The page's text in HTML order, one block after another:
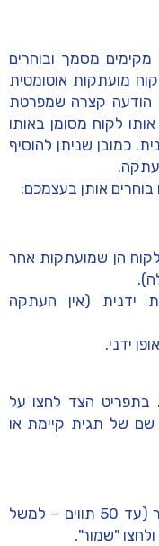
מסמך ובוחרים
מועתקות אוטומטית
הודעה קצרה שמפרטת
לקוח מסומן באותו
כמובן שניתן להוסיף
אותן בעצמכם:
הן שמועתקות אחר
ידנית (אין העתקה
ידני.
בתפריט הצד לחצו על
שם של תגית קיימת או
, הזינו שם קצר וברור (עד 50 תווים – למשל
"שמור".